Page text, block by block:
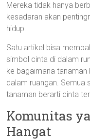
Mereka tidak hanya
kesadaran akan
hidup.
Satu artikel bisa
simbol cinta di dalam
ke bagaimana
dalam ruangan. Semua
tanaman berarti cinta
Komunitas
Hangat